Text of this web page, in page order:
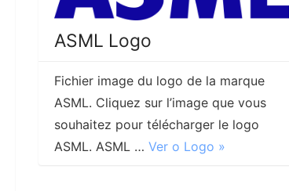
ASML Logo
Fichier image du logo de la marque
ASML. Cliquez sur l’image que vous
souhaitez pour télécharger le logo
ASML. ASML … Ver o Logo »